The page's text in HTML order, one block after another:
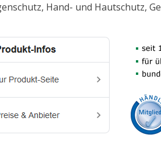
Hand- und Hautschutz,